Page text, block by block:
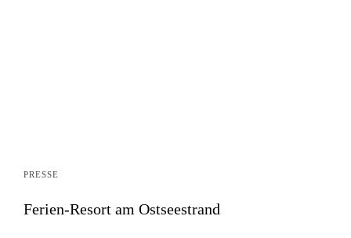
PRESSE
Ferien-Resort am Ostseestrand